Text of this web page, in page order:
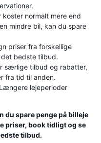
koster normalt mere end
mindre bil, kan du spare
priser fra forskellige
bedste tilbud.
særlige tilbud og rabatter,
fra tid til anden.
Længere lejeperioder
du spare penge på billeje
priser, book tidligt og se
tilbud.